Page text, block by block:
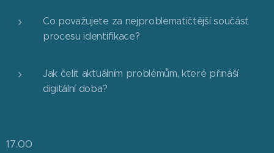
Co považujete za nejproblematičtější součást
procesu identifikace?
Jak čelit aktuálním problémům, které přináší
digitální doba?
17.00